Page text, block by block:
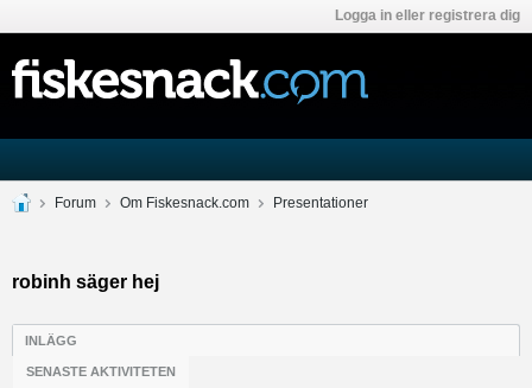
Logga in eller registrera dig
Forum Om Fiskesnack.com Presentationer
robinh säger hej
INLÄGG
SENASTE AKTIVITETEN